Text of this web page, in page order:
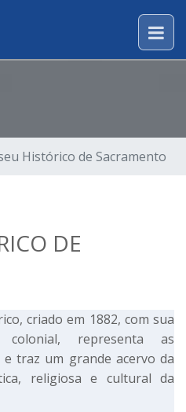
Histórico de Sacramento
DE
criado em 1882, com sua
representa as
e traz um grande acervo da
religiosa e cultural da